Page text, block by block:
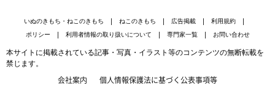
いぬのきもち・ねこのきもち ねこのきもち 広告掲載
利用規約
ポリシー
利用者情報の取り扱いについて 専門家一覧 お問い合わせ
本サイトに掲載されている記事・写真・イラスト等のコンテンツの無断転載を
禁じます。
会社案内 個人情報保護法に基づく公表事項等